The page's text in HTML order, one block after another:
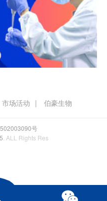
市场活动 伯豪生物
号
. ALL Rights Res